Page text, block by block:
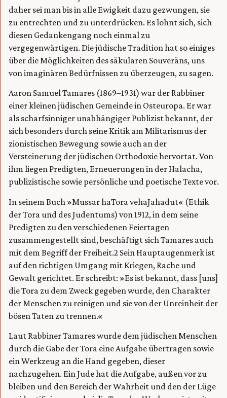
daher sei man bis in alle Ewigkeit dazu gezwungen, sie
zu entrechten und zu unterdrücken. Es lohnt sich, sich
diesen Gedankengang noch einmal zu
vergegenwärtigen. Die jüdische Tradition hat so einiges
über die Möglichkeiten des säkularen Souveräns, uns
von imaginären Bedürfnissen zu überzeugen, zu sagen.
Aaron Samuel Tamares (1869–1931) war der Rabbiner
einer kleinen jüdischen Gemeinde in Osteuropa. Er war
als scharfsinniger unabhängiger Publizist bekannt, der
sich besonders durch seine Kritik am Militarismus der
zionistischen Bewegung sowie auch an der
Versteinerung der jüdischen Orthodoxie hervortat. Von
ihm liegen Predigten, Erneuerungen in der Halacha,
publizistische sowie persönliche und poetische Texte vor.
In seinem Buch »Mussar haTora vehaJahadut« (Ethik
der Tora und des Judentums) von 1912, in dem seine
Predigten zu den verschiedenen Feiertagen
zusammengestellt sind, beschäftigt sich Tamares auch
mit dem Begriff der Freiheit.2 Sein Hauptaugenmerk ist
auf den richtigen Umgang mit Kriegen, Rache und
Gewalt gerichtet. Er schreibt: »Es ist bekannt, dass [uns]
die Tora zu dem Zweck gegeben wurde, den Charakter
der Menschen zu reinigen und sie von der Unreinheit der
bösen Taten zu trennen.«
Laut Rabbiner Tamares wurde dem jüdischen Menschen
durch die Gabe der Tora eine Aufgabe übertragen sowie
ein Werkzeug an die Hand gegeben, dieser
nachzugehen. Ein Jude hat die Aufgabe, außen vor zu
bleiben und den Bereich der Wahrheit und den der Lüge